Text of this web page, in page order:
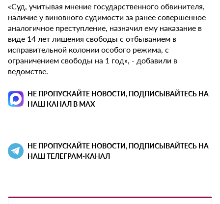
«Суд, учитывая мнение государственного обвинителя,
наличие у виновного судимости за ранее совершенное
аналогичное преступление, назначил ему наказание в
виде 14 лет лишения свободы с отбыванием в
исправительной колонии особого режима, с
ограничением свободы на 1 год», - добавили в
ведомстве.
НЕ ПРОПУСКАЙТЕ НОВОСТИ, ПОДПИСЫВАЙТЕСЬ НА
НАШ КАНАЛ В MAX
НЕ ПРОПУСКАЙТЕ НОВОСТИ, ПОДПИСЫВАЙТЕСЬ НА
НАШ ТЕЛЕГРАМ-КАНАЛ